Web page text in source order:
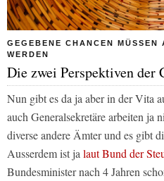
GEGEBENE CHANCEN MÜSSEN
WERDEN
Die zwei Perspektiven der
Nun gibt es da ja aber in der Vita
auch Generalsekretäre arbeiten ja
diverse andere Ämter und es gibt
Ausserdem ist ja laut Bund der
Bundesminister nach 4 Jahren